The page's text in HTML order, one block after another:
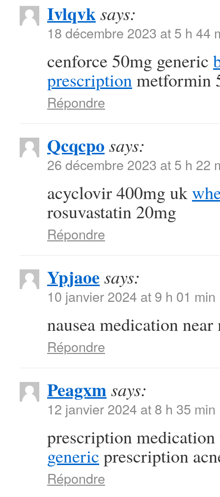
Ivlqvksays:
18 décembre 2023 at 5 h 44
cenforce 50mg generic
prescriptionmetformin
Répondre
Qcqcpo says:
26 décembre 2023 at 5 h 22
acyclovir 400mg uk
rosuvastatin 20mg
Répondre
Ypjaoe says:
10 janvier 2024 at 9 h 01 min
nausea medication
Répondre
Peagxmsays:
12 janvier 2024 at 8 h 35 min
prescription
generic prescription
Répondre